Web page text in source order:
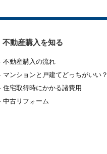
不動産購入を知る
不動産購入の流れ
マンションと戸建てどっちがいい？
住宅取得時にかかる諸費用
中古リフォーム